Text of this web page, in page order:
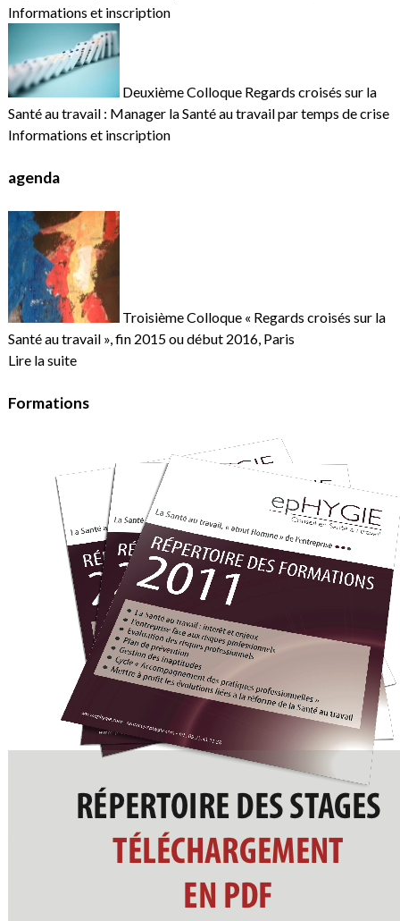
Informations et inscription
Deuxième Colloque Regards croisés sur la
Santé au travail : Manager la Santé au travail par temps de crise
Informations et inscription
agenda
Troisième Colloque « Regards croisés sur la
Santé au travail », fin 2015 ou début 2016, Paris
Lire la suite
Formations